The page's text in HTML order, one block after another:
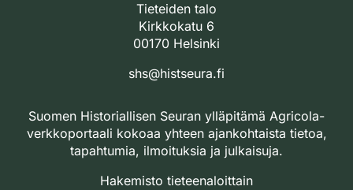
Tieteiden talo
Kirkkokatu 6
00170 Helsinki
shs@histseura.fi
Suomen Historiallisen Seuran ylläpitämä Agricola-
verkkoportaali kokoaa yhteen ajankohtaista tietoa,
tapahtumia, ilmoituksia ja julkaisuja.
Hakemisto tieteenaloittain